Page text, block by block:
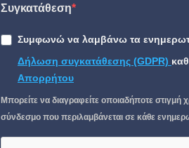
Συγκατάθεση
Συμφωνώ να λαμβάνω τα
Δήλωση συγκατάθεσης (GDPR)
Απορρήτου
Μπορείτε να διαγραφείτε οποιαδήποτε στιγμή
σύνδεσμο που περιλαμβάνεται σε κάθε